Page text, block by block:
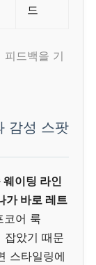
드
드백을 기
감성 스팟
이팅 라인
가 바로 레트
코어 룩
잡았기 때문
스타일링에